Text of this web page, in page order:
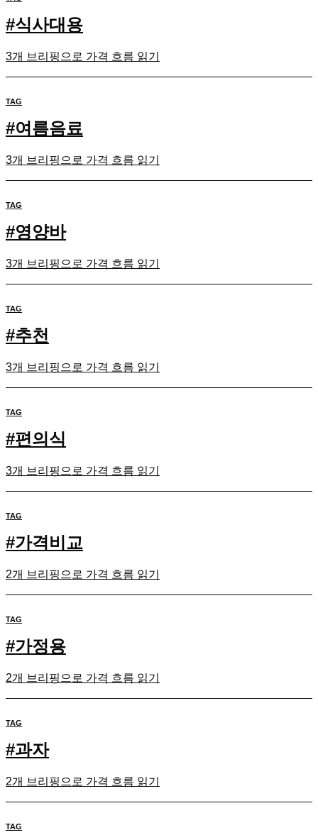
#식사대용
3개 브리핑으로 가격 흐름 읽기
TAG
#여름음료
3개 브리핑으로 가격 흐름 읽기
TAG
#영양바
3개 브리핑으로 가격 흐름 읽기
TAG
#추천
3개 브리핑으로 가격 흐름 읽기
TAG
#편의식
3개 브리핑으로 가격 흐름 읽기
TAG
#가격비교
2개 브리핑으로 가격 흐름 읽기
TAG
#가정용
2개 브리핑으로 가격 흐름 읽기
TAG
#과자
2개 브리핑으로 가격 흐름 읽기
TAG